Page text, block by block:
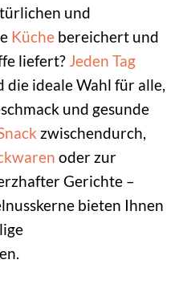
und
Küche bereichert und
liefert? Jeden Tag
die ideale Wahl für alle,
und gesunde
zwischendurch,
oder zur
Gerichte –
bieten Ihnen